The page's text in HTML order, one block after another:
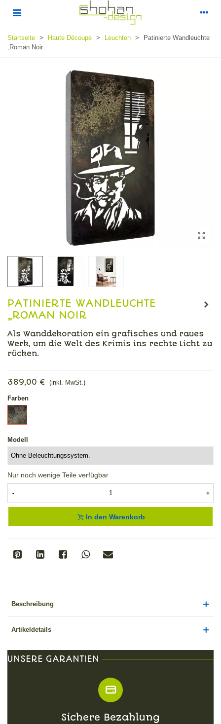
Startseite > Haute Découpe > Leuchten >
Patinierte Wandleuchte
„Roman Noir
PATINIERTE WANDLEUCHTE
„ROMAN NOIR
Als Wanddekoration ein grafisches und raues
Werk, um die Welt des Krimis ins rechte Licht zu
rücken.
389,00 € (inkl. MwSt.)
Farben
Säure
patiniert
Modell
Nur noch wenige Teile verfügbar
- +
In den Warenkorb
Beschreibung
Artikeldetails
UNSERE GARANTIEN
Sichere Bezahlung